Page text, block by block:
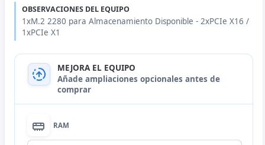
OBSERVACIONES DEL EQUIPO
1xM.2 2280 para Almacenamiento Disponible - 2xPCIe X16 /
1xPCIe X1
MEJORA EL EQUIPO
Añade ampliaciones opcionales antes de
comprar
RAM